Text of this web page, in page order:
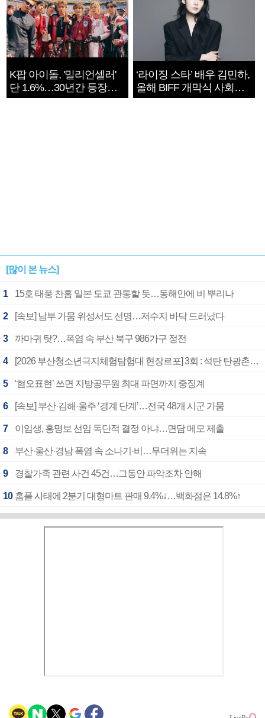
K팝 아이돌, '밀리언셀러'
단 1.6%…30년간 등장
1182개팀 전수조사
‘라이징 스타’ 배우 김민하,
올해 BIFF 개막식 사회자
확정
[많이 본 뉴스]
1 15호 태풍 찬홈 일본 도쿄 관통할 듯…동해안에 비 뿌리나
2 [속보] 남부 가뭄 위성서도 선명…저수지 바닥 드러났다
3 까마귀 탓?…폭염 속 부산 북구 986가구 정전
4 [2026 부산청소년극지체험탐험대 현장르포] 3회 : 석탄 탄광촌에서 북극 연구의 중심지로
5 ‘혐오표현’ 쓰면 지방공무원 최대 파면까지 중징계
6 [속보] 부산·김해·울주 ‘경계 단계’…전국 48개 시군 가뭄
7 이임생, 홍명보 선임 독단적 결정 아냐…면담 메모 제출
8 부산·울산·경남 폭염 속 소나기·비…무더위는 지속
9 경찰가족 관련 사건 45건…그동안 파악조차 안해
10 홈플 사태에 2분기 대형마트 판매 9.4%↓…백화점은 14.8%↑